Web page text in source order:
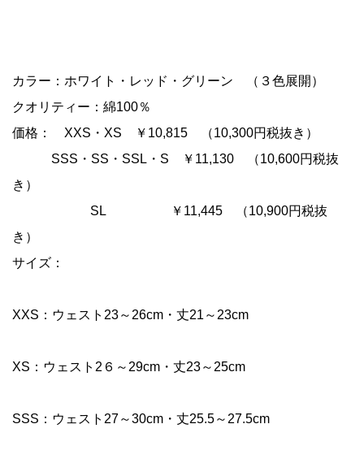
カラー：ホワイト・レッド・グリーン （３色展開）
クオリティー：綿100％
価格： XXS・XS ￥10,815 （10,300円税抜き）
SSS・SS・SSL・S ￥11,130 （10,600円税抜
き）
SL ￥11,445 （10,900円税抜
き）
サイズ：
XXS：ウェスト23～26cm・丈21～23cm
XS：ウェスト2６～29cm・丈23～25cm
SSS：ウェスト27～30cm・丈25.5～27.5cm